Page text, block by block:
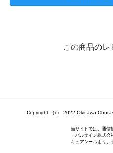
この商品のレ
Copyright （c） 2022 Okinawa
当サイトでは、通信
ーバルサイン株式会
キュアシールより、